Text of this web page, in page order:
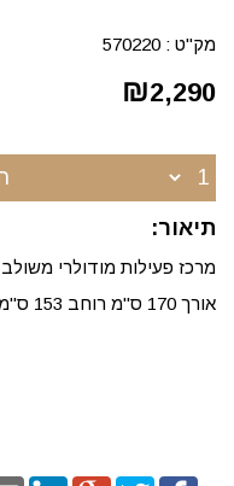
מק"ט : 570220
₪2,290
תיאור:
מרכז פעילות מודולרי
אורך 170 ס"מ רוחב 153 ס"מ גובה 50 ס"מ.